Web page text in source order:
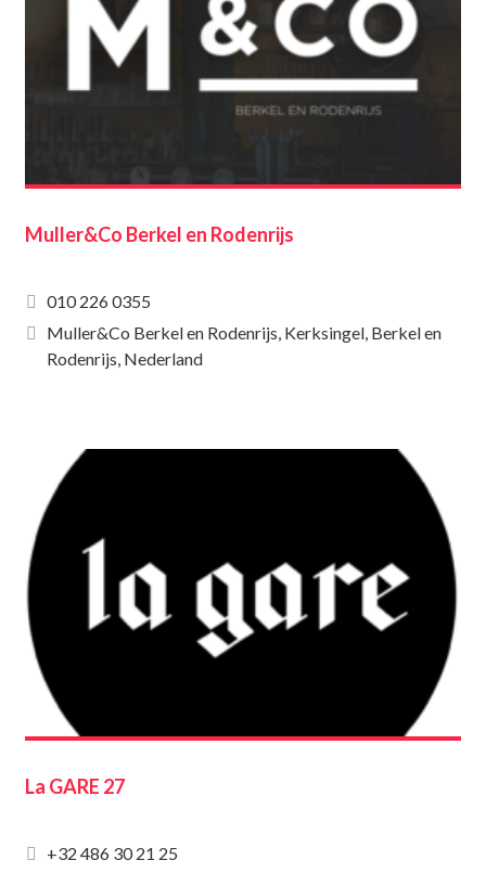
Muller&Co Berkel en Rodenrijs
010 226 0355
Muller&Co Berkel en Rodenrijs, Kerksingel, Berkel en
Rodenrijs, Nederland
La GARE 27
+32 486 30 21 25